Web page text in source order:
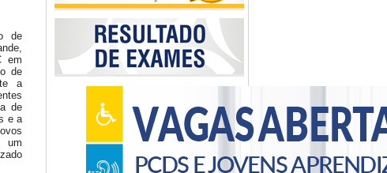
de
em
de
a
de
e a
um